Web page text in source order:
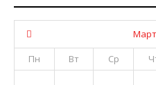
Пн
Вт Ср